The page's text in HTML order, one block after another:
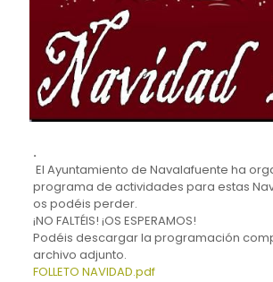
.
El Ayuntamiento de Navalafuente ha
programa de actividades para estas
os podéis perder.
¡NO FALTÉIS! ¡OS ESPERAMOS!
Podéis descargar la programación
archivo adjunto.
FOLLETO NAVIDAD.pdf